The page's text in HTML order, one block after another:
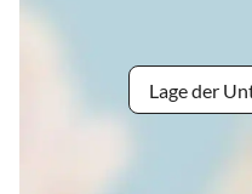
Lage der